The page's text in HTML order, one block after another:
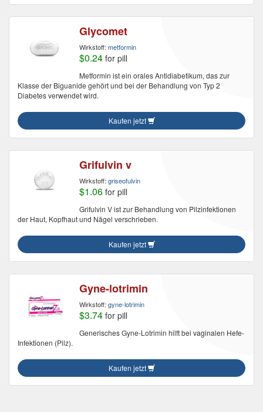
Glycomet
Wirkstoff: metformin
$0.24 for pill
Metformin ist ein orales Antidiabetikum, das zur
Klasse der Biguanide gehört und bei der Behandlung von Typ 2
Diabetes verwendet wird.
Kaufen jetzt
Grifulvin v
Wirkstoff: griseofulvin
$1.06 for pill
Grifulvin V ist zur Behandlung von Pilzinfektionen
der Haut, Kopfhaut und Nägel verschrieben.
Kaufen jetzt
Gyne-lotrimin
Wirkstoff: gyne-lotrimin
$3.74 for pill
Generisches Gyne-Lotrimin hilft bei vaginalen Hefe-
Infektionen (Pilz).
Kaufen jetzt